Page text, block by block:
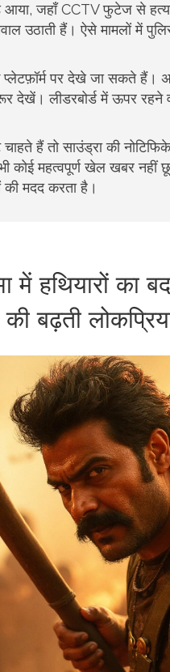
आया, जहाँ CCTV फुटेज से
उठाती हैं। ऐसे मामलों में
पर देखे जा सकते हैं।
देखें। लीडरबोर्ड में ऊपर रहने
हैं तो साउंड्रा की
कोई महत्वपूर्ण खेल खबर
मदद करता है।
में हथियारों का
की बढ़ती